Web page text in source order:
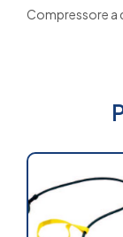
Compressore a